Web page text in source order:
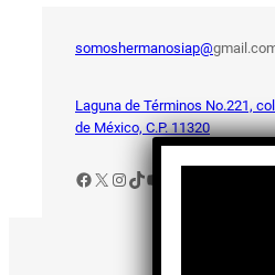
somoshermanosiap@
Laguna de Términos No.221,
de México, C.P. 11320
Facebook
X Instagram
TikTok
YouTube